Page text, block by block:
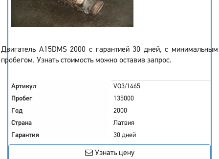
Двигатель A15DMS 2000 с гарантией 30 дней, с минимальным
пробегом. Узнать стоимость можно оставив запрос.
Артикул
VO3/1465
Пробег
135000
Год
2000
Страна
Латвия
Гарантия
30 дней
Узнать цену